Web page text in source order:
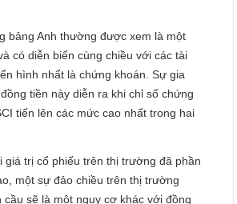
bảng Anh thường được xem là một
có diễn biến cùng chiều với các tài
hình nhất là chứng khoán. Sự gia
tiền này diễn ra khi chỉ số chứng
tiến lên các mức cao nhất trong hai
giá trị cổ phiếu trên thị trường đã phần
một sự đảo chiều trên thị trường
cầu sẽ là một nguy cơ khác với đồng